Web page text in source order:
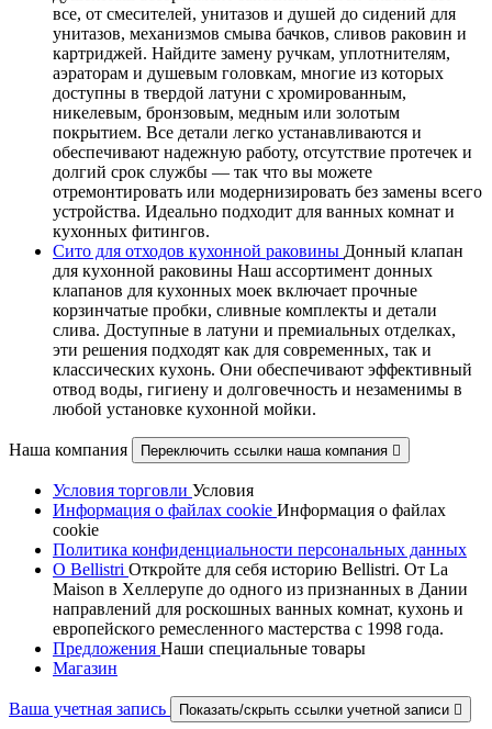
все, от смесителей, унитазов и душей до сидений для
унитазов, механизмов смыва бачков, сливов раковин и
картриджей. Найдите замену ручкам, уплотнителям,
аэраторам и душевым головкам, многие из которых
доступны в твердой латуни с хромированным,
никелевым, бронзовым, медным или золотым
покрытием. Все детали легко устанавливаются и
обеспечивают надежную работу, отсутствие протечек и
долгий срок службы — так что вы можете
отремонтировать или модернизировать без замены всего
устройства. Идеально подходит для ванных комнат и
кухонных фитингов.
Сито для отходов кухонной раковины Донный клапан
для кухонной раковины Наш ассортимент донных
клапанов для кухонных моек включает прочные
корзинчатые пробки, сливные комплекты и детали
слива. Доступные в латуни и премиальных отделках,
эти решения подходят как для современных, так и
классических кухонь. Они обеспечивают эффективный
отвод воды, гигиену и долговечность и незаменимы в
любой установке кухонной мойки.
Наша компания Переключить ссылки наша компания 
Условия торговли Условия
Информация о файлах cookie Информация о файлах
cookie
Политика конфиденциальности персональных данных
О Bellistri Откройте для себя историю Bellistri. От La
Maison в Хеллерупе до одного из признанных в Дании
направлений для роскошных ванных комнат, кухонь и
европейского ремесленного мастерства с 1998 года.
Предложения Наши специальные товары
Магазин
Ваша учетная запись Показать/скрыть ссылки учетной записи 